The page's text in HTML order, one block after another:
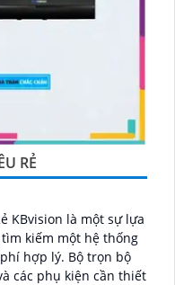
RẺ
KBvision là một sự lựa
kiếm một hệ thống
Bộ trọn bộ
các phụ kiện cần thiết